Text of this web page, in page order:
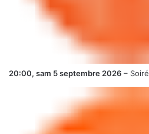
20:00, sam 5 septembre 2026 –